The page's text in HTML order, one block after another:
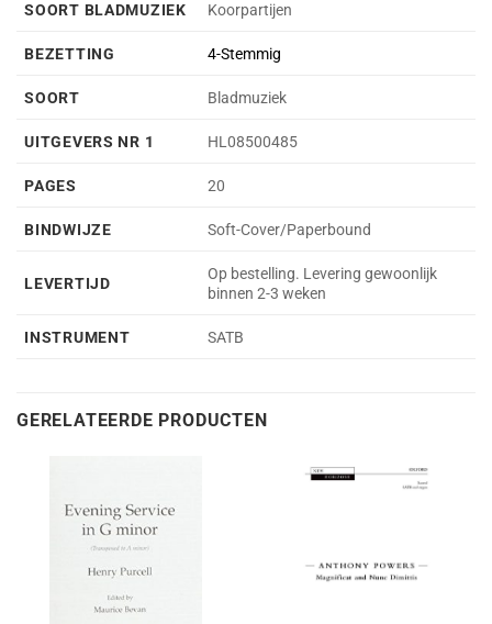
SOORT BLADMUZIEK Koorpartijen
BEZETTING 4-Stemmig
SOORT Bladmuziek
UITGEVERS NR 1 HL08500485
PAGES 20
BINDWIJZE Soft-Cover/Paperbound
LEVERTIJD
Op bestelling. Levering gewoonlijk
binnen 2-3 weken
INSTRUMENT SATB
GERELATEERDE PRODUCTEN